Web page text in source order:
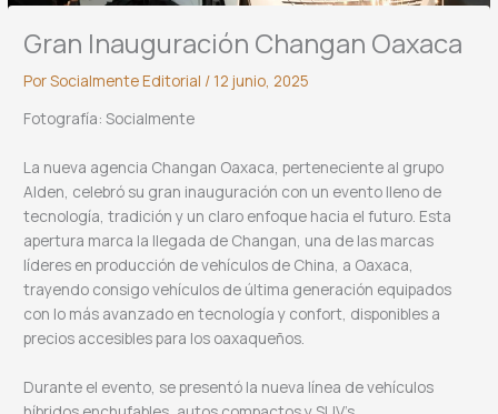
Gran Inauguración Changan Oaxaca
PorSocialmente Editorial / 12 junio, 2025
Fotografía: Socialmente
La nueva agencia Changan Oaxaca, perteneciente al grupo
Alden, celebró su gran inauguración con un evento lleno de
tecnología, tradición y un claro enfoque hacia el futuro. Esta
apertura marca la llegada de Changan, una de las marcas
líderes en producción de vehículos de China, a Oaxaca,
trayendo consigo vehículos de última generación equipados
con lo más avanzado en tecnología y confort, disponibles a
precios accesibles para los oaxaqueños.
Durante el evento, se presentó la nueva línea de vehículos